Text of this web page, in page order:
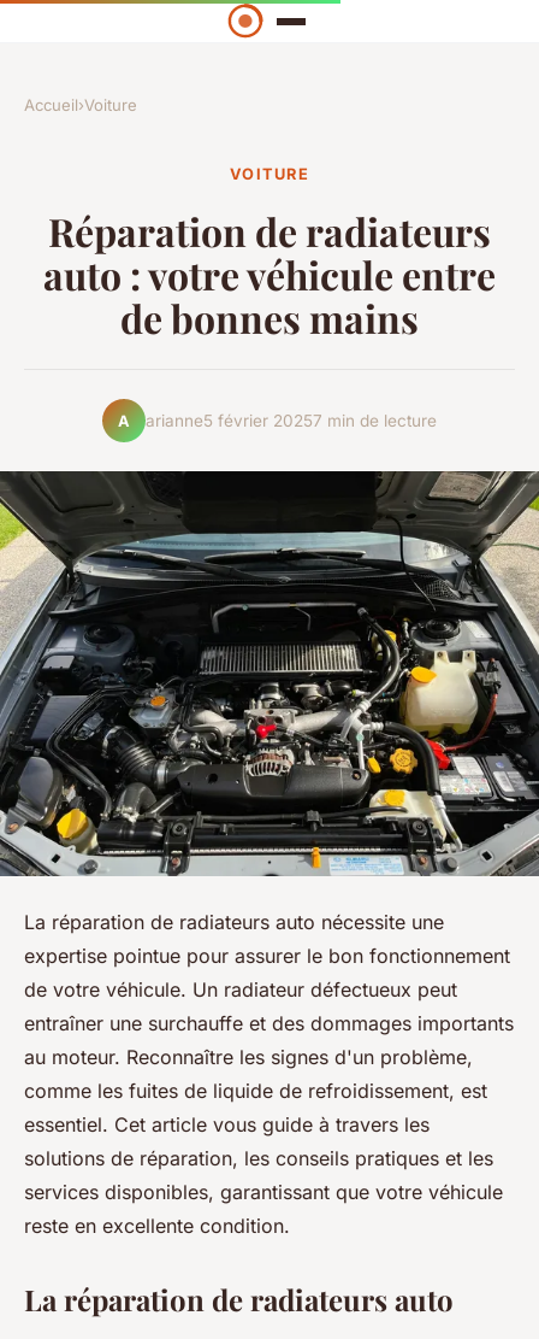
Accueil›Voiture
VOITURE
Réparation de radiateurs
auto : votre véhicule entre
de bonnes mains
A arianne5 février 20257 min de lecture
La réparation de radiateurs auto nécessite une
expertise pointue pour assurer le bon fonctionnement
de votre véhicule. Un radiateur défectueux peut
entraîner une surchauffe et des dommages importants
au moteur. Reconnaître les signes d'un problème,
comme les fuites de liquide de refroidissement, est
essentiel. Cet article vous guide à travers les
solutions de réparation, les conseils pratiques et les
services disponibles, garantissant que votre véhicule
reste en excellente condition.
La réparation de radiateurs auto